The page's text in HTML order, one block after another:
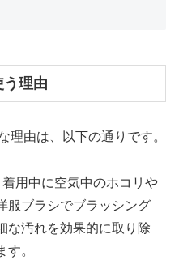
う理由
理由は、以下の通りです。
用中に空気中のホコリや
服ブラシでブラッシング
な汚れを効果的に取り除
。